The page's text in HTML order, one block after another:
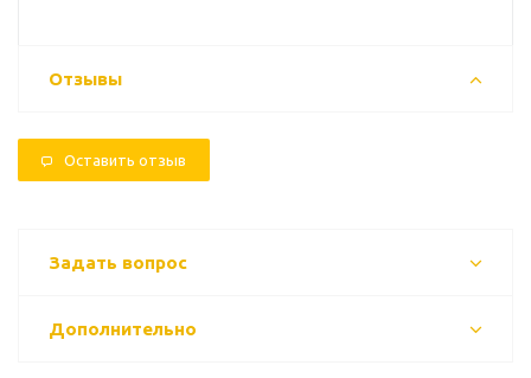
Отзывы
Оставить отзыв
Задать вопрос
Дополнительно